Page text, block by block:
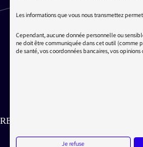
SUR LES RÉSEAUX
Les informations que vous nous transmettez
Cependant, aucune donnée personnelle ou
ne doit être communiquée dans cet outil (comme
de santé, vos coordonnées bancaires, vos
Je refuse